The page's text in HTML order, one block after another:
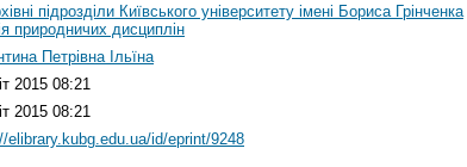
підрозділи Київського університету імені Бориса Грінченка
природничих дисциплін
Петрівна Ільїна
2015 08:21
2015 08:21
elibrary.kubg.edu.ua/id/eprint/9248